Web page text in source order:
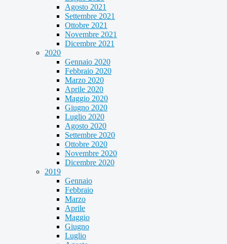
Agosto 2021
Settembre 2021
Ottobre 2021
Novembre 2021
Dicembre 2021
2020
Gennaio 2020
Febbraio 2020
Marzo 2020
Aprile 2020
Maggio 2020
Giugno 2020
Luglio 2020
Agosto 2020
Settembre 2020
Ottobre 2020
Novembre 2020
Dicembre 2020
2019
Gennaio
Febbraio
Marzo
Aprile
Maggio
Giugno
Luglio